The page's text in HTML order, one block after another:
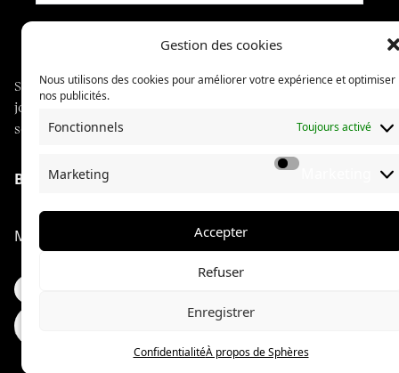
Gestion des cookies
Nous utilisons des cookies pour améliorer votre expérience et optimiser
nos publicités.
Fonctionnels Toujours activé
Marketing
Accepter
Refuser
Enregistrer
ConfidentialitéÀ propos de Sphères
Sphères explore des communautés à travers du
journalisme long format, illustré de photographies
soignées.
Boutique À propos de Sphères
Mentions légales
Confidentialité
© Sphères magazine — 2024 — Tous droits réservés